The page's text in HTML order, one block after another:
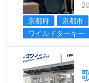
京都府
京都市
ワイルドターキー